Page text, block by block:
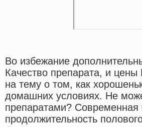
Во избежание
Качество препарата, и цены
на тему о том, как
домашних условиях. Не
препаратами? Современная
продолжительность